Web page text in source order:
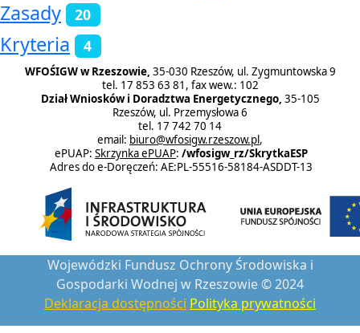
Zasady 20
Kryteria 4
WFOŚIGW w Rzeszowie, 35-030 Rzeszów, ul. Zygmuntowska 9
tel. 17 853 63 81, fax wew.: 102
Dział Wniosków i Doradztwa Energetycznego, 35-105
Rzeszów, ul. Przemysłowa 6
tel. 17 742 70 14
email: biuro@wfosigw.rzeszow.pl ,
ePUAP: Skrzynka ePUAP: /wfosigw_rz/SkrytkaESP
Adres do e-Doręczeń: AE:PL-55516-58184-ASDDT-13
Wojewódzki Fundusz Ochrony Środowiska i
Gospodarki Wodnej w Rzeszowie © 2024
Deklaracja dostępności Polityka prywatności